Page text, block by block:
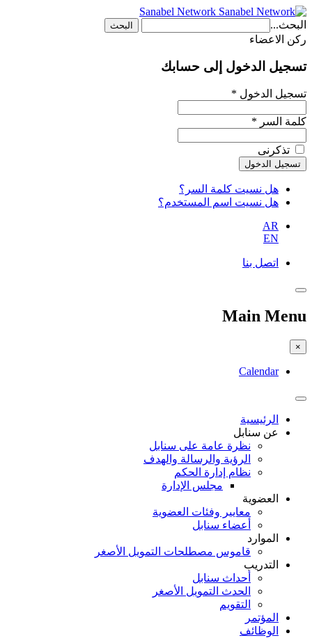
Sanabel Network
البحث...
البحث
ركن الاعضاء
تسجيل الدخول إلى حسابك
تسجيل الدخول *
كلمة السر *
تذكرنى
هل نسيت كلمة السر؟
هل نسيت اسم المستخدم؟
AR
EN
اتصل بنا
Main Menu
×
Calendar
الرئيسية
عن سنابل
نظرة عامة على سنابل
الرؤية والرسالة والهدف
نظام إدارة الحكم
مجلس الإدارة
العضوية
معايير وفئات العضوية
أعضاء سنابل
الموارد
قاموس مصطلحات التمويل الأصغر
التدريب
أحداث سنابل
الحدث التمويل الأصغر
التقويم
المؤتمر
الوظائف